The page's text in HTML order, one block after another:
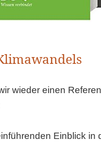
wieder einen
Einblick in